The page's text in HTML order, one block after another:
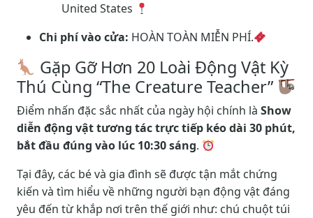
United States
Chi phí vào cửa: HOÀN TOÀN MIỄN PHÍ.
Gặp Gỡ Hơn 20 Loài Động Vật Kỳ
Thú Cùng “The Creature Teacher”
Điểm nhấn đặc sắc nhất của ngày hội chính là Show
diễn động vật tương tác trực tiếp kéo dài 30 phút,
bắt đầu đúng vào lúc 10:30 sáng.
Tại đây, các bé và gia đình sẽ được tận mắt chứng
kiến và tìm hiểu về những người bạn động vật đáng
yêu đến từ khắp nơi trên thế giới như: chú chuột túi